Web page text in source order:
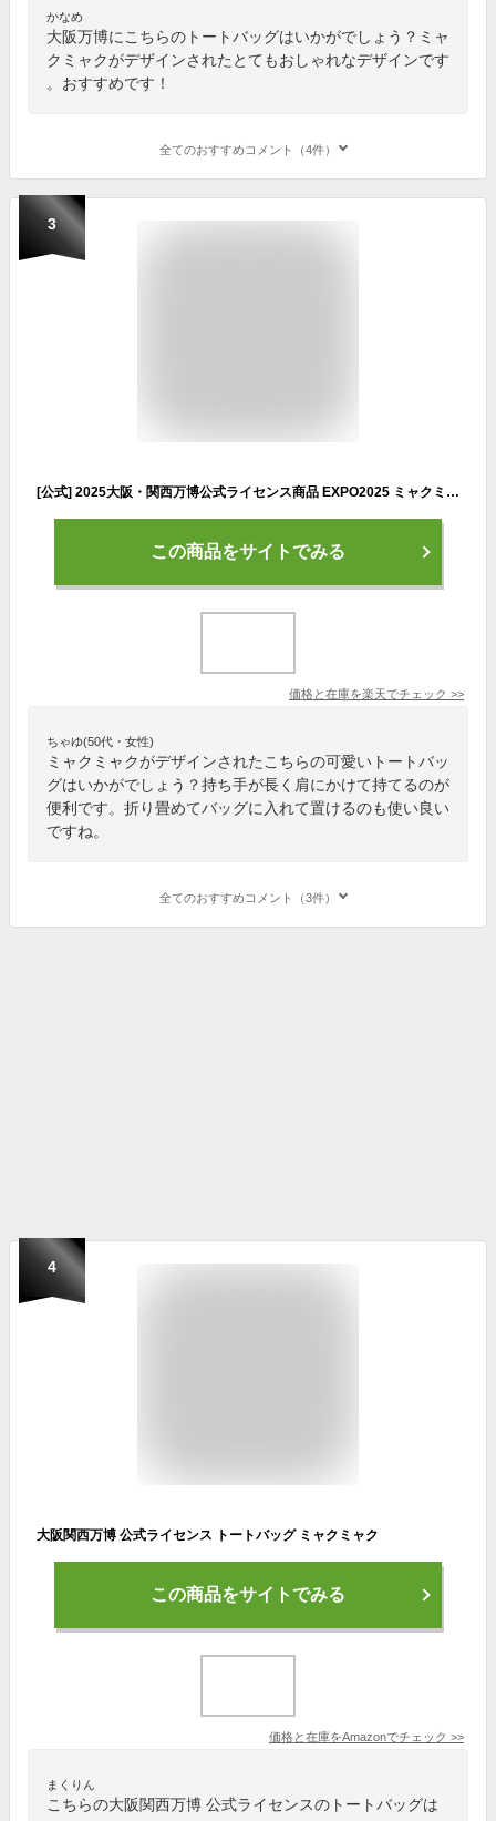
かなめ
大阪万博にこちらのトートバッグはいかがでしょう？ミャ
クミャクがデザインされたとてもおしゃれなデザインです
。おすすめです！
全てのおすすめコメント（4件）
3
[公式] 2025大阪・関西万博公式ライセンス商品 EXPO2025 ミャクミャク モーダトートバッグ スクエア フェイス OB1071_OB1072 スモール・プラネット カッコイイ トート セカンドバッグ 手持ち鞄 サブバッグ
この商品をサイトでみる
価格と在庫を楽天でチェック >>
ちゃゆ(50代・女性)
ミャクミャクがデザインされたこちらの可愛いトートバッ
グはいかがでしょう？持ち手が長く肩にかけて持てるのが
便利です。折り畳めてバッグに入れて置けるのも使い良い
ですね。
全てのおすすめコメント（3件）
4
大阪関西万博 公式ライセンス トートバッグ ミャクミャク
この商品をサイトでみる
価格と在庫をAmazonでチェック >>
まくりん
こちらの大阪関西万博 公式ライセンスのトートバッグは